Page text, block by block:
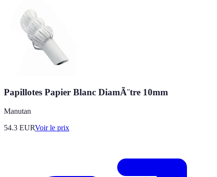
Papillotes Papier Blanc DiamÃ¨tre 10mm
Manutan
54.3 EURVoir le prix